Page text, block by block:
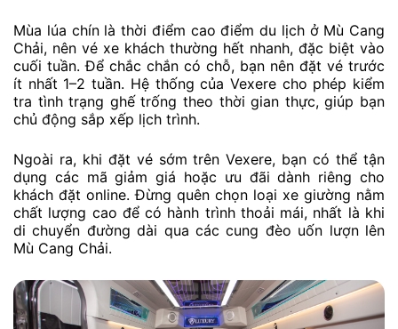
Mùa lúa chín là thời điểm cao điểm du lịch ở Mù Cang
Chải, nên vé xe khách thường hết nhanh, đặc biệt vào
cuối tuần. Để chắc chắn có chỗ, bạn nên đặt vé trước
ít nhất 1–2 tuần. Hệ thống của Vexere cho phép kiểm
tra tình trạng ghế trống theo thời gian thực, giúp bạn
chủ động sắp xếp lịch trình.
Ngoài ra, khi đặt vé sớm trên Vexere, bạn có thể tận
dụng các mã giảm giá hoặc ưu đãi dành riêng cho
khách đặt online. Đừng quên chọn loại xe giường nằm
chất lượng cao để có hành trình thoải mái, nhất là khi
di chuyển đường dài qua các cung đèo uốn lượn lên
Mù Cang Chải.